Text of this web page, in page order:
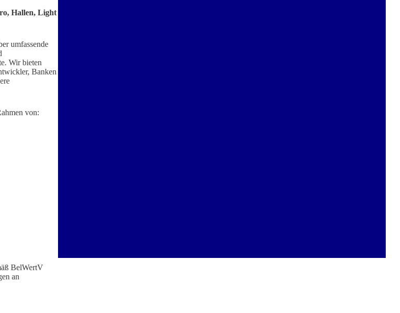
Hallen, Light
umfassende
Wir bieten
Banken
von:
BelWertV
an